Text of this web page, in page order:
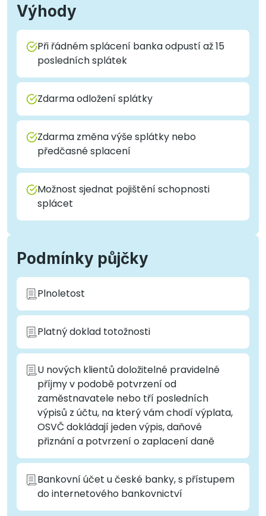
Výhody
Při řádném splácení banka odpustí až 15
posledních splátek
Zdarma odložení splátky
Zdarma změna výše splátky nebo
předčasné splacení
Možnost sjednat pojištění schopnosti
splácet
Podmínky půjčky
Plnoletost
Platný doklad totožnosti
U nových klientů doložitelné pravidelné
příjmy v podobě potvrzení od
zaměstnavatele nebo tří posledních
výpisů z účtu, na který vám chodí výplata,
OSVČ dokládají jeden výpis, daňové
přiznání a potvrzení o zaplacení daně
Bankovní účet u české banky, s přístupem
do internetového bankovnictví